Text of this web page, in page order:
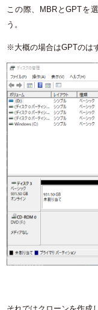
この際、MBRとGPTを
う。
※大概の場合はGPTのは